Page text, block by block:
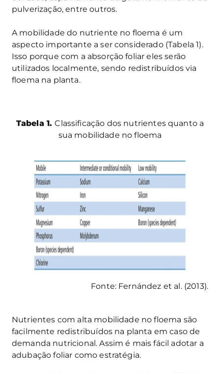
pulverização, entre outros.
A mobilidade do nutriente no floema é um
aspecto importante a ser considerado (Tabela 1).
Isso porque com a absorção foliar eles serão
utilizados localmente, sendo redistribuídos via
floema na planta.
Tabela 1.Classificação dos nutrientes quanto a
sua mobilidade no floema
Fonte: Fernández et al. (2013).
Nutrientes com alta mobilidade no floema são
facilmente redistribuídos na planta em caso de
demanda nutricional. Assim é mais fácil adotar a
adubação foliar como estratégia.